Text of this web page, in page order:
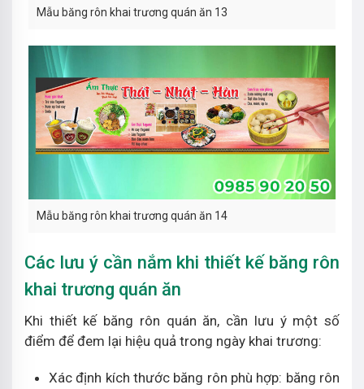
Mẫu băng rôn khai trương quán ăn 13
Mẫu băng rôn khai trương quán ăn 14
Các lưu ý cần nắm khi thiết kế băng rôn
khai trương quán ăn
Khi thiết kế băng rôn quán ăn, cần lưu ý một số
điểm để đem lại hiệu quả trong ngày khai trương:
Xác định kích thước băng rôn phù hợp: băng rôn